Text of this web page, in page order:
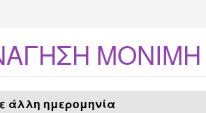
ΜΟΝΙΜΗ
άλλη ημερομηνία